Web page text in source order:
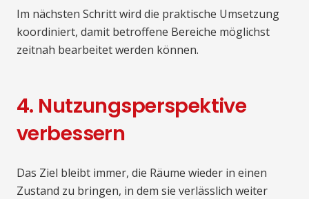
Im nächsten Schritt wird die praktische Umsetzung
koordiniert, damit betroffene Bereiche möglichst
zeitnah bearbeitet werden können.
4. Nutzungsperspektive
verbessern
Das Ziel bleibt immer, die Räume wieder in einen
Zustand zu bringen, in dem sie verlässlich weiter